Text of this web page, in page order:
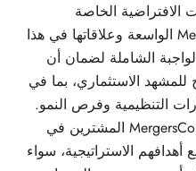
الخاصة
الاستفادة من شبكة MergersCorp الواسعة وعلاقاتها في هذا
الشاملة لضمان أن
الاستثماري، بما في
التنظيمية وفرص النمو.
كما يساعد مستشارو شركة MergersCorp المشترين في
الاستراتيجية، سواء